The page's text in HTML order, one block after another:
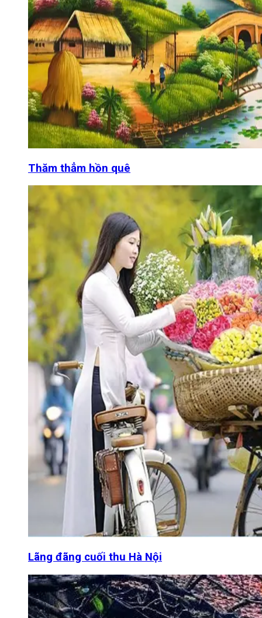
Thăm thẳm hồn quê
Lãng đãng cuối thu Hà Nội